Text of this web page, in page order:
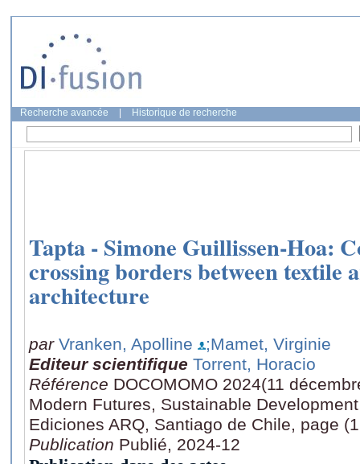
Recherche avancée Historique de recherche
Tapta - Simone Guillissen-Hoa:
crossing borders between textile
architecture
par Vranken, Apolline
;Mamet, Virginie
Editeur scientifique Torrent, Horacio
Référence DOCOMOMO 2024(11
Modern Futures, Sustainable
Ediciones ARQ, Santiago de Chile, page
Publication Publié, 2024-12